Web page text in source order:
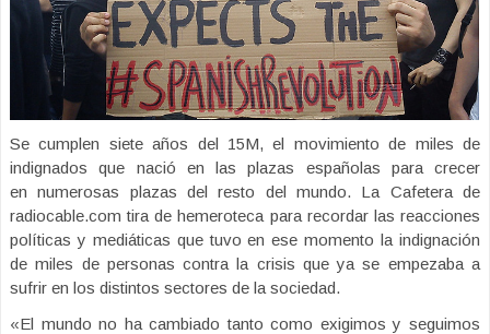
Se cumplen siete años del 15M, el movimiento de miles de
indignados que nació en las plazas españolas para crecer
en numerosas plazas del resto del mundo. La Cafetera de
radiocable.com tira de hemeroteca para recordar las reacciones
políticas y mediáticas que tuvo en ese momento la indignación
de miles de personas contra la crisis que ya se empezaba a
sufrir en los distintos sectores de la sociedad.
«El mundo no ha cambiado tanto como exigimos y seguimos